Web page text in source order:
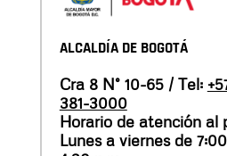
ALCALDÍA DE BOGOTÁ
Cra 8 N° 10-65 / Tel:
381-3000
Horario de atención al
Lunes a viernes de